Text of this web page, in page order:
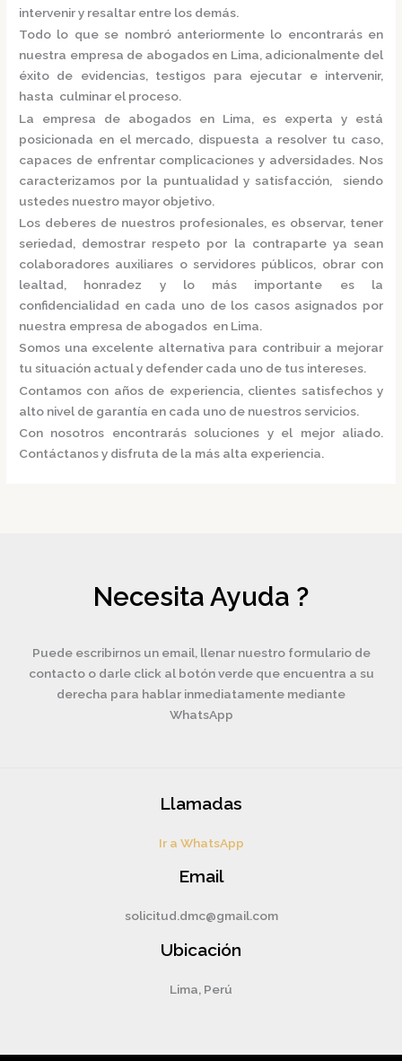
intervenir y resaltar entre los demás.
Todo lo que se nombró anteriormente lo encontrarás en
nuestra empresa de abogados en Lima, adicionalmente del
éxito de evidencias, testigos para ejecutar e intervenir,
hasta culminar el proceso.
La empresa de abogados en Lima, es
experta y está
posicionada en el mercado, dispuesta a resolver tu caso,
capaces de enfrentar complicaciones y adversidades. Nos
caracterizamos por la puntualidad y satisfacción, siendo
ustedes nuestro mayor objetivo.
Los deberes de nuestros profesionales, es observar, tener
seriedad, demostrar respeto por la contraparte ya sean
colaboradores auxiliares o servidores públicos, obrar con
lealtad, honradez y lo más importante es la
confidencialidad en cada uno de los casos asignados por
nuestra empresa de abogados en Lima.
Somos una excelente alternativa para contribuir a mejorar
tu situación actual y defender cada uno de tus intereses.
Contamos con años de experiencia, clientes satisfechos y
alto nivel de garantía en cada uno de nuestros servicios.
Con nosotros encontrarás soluciones y el mejor aliado.
Contáctanos y disfruta de la más alta experiencia.
Necesita Ayuda ?
Puede escribirnos un email, llenar nuestro formulario de
contacto o darle click al botón verde que encuentra a su
derecha para hablar inmediatamente mediante
WhatsApp
Llamadas
Ir a WhatsApp
Email
solicitud.dmc@gmail.com
Ubicación
Lima, Perú